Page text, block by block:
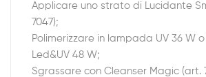
Applicare uno strato di Lucidante
7047);
Polimerizzare in lampada UV 36 W
Led&UV 48 W;
Sgrassare con Cleanser Magic (art.